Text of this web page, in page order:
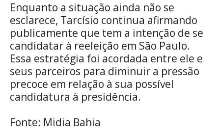
Enquanto a situação ainda não se
esclarece, Tarcísio continua afirmando
publicamente que tem a intenção de se
candidatar à reeleição em São Paulo.
Essa estratégia foi acordada entre ele e
seus parceiros para diminuir a pressão
precoce em relação à sua possível
candidatura à presidência.
Fonte: Midia Bahia